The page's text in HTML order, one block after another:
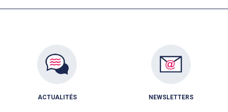
ACTUALITÉS NEWSLETTERS